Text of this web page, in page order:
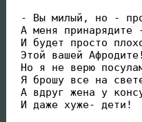
- Вы милый, но -
А меня принарядите
И будет просто
Этой вашей Афродите!
Но я не верю
Я брошу все на
А вдруг жена у
И даже хуже- дети!